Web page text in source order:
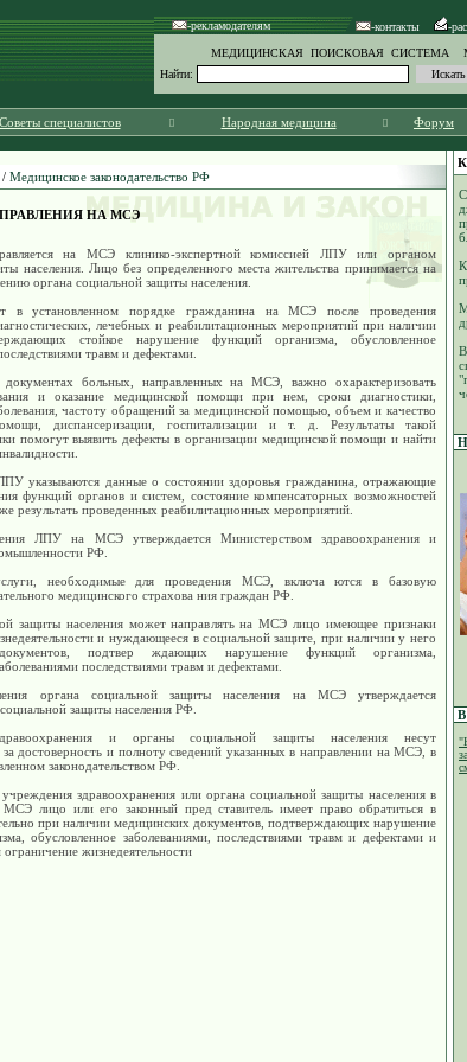
-рекламодателям -контакты -
МЕДИЦИНСКАЯ ПОИСКОВАЯ СИСТЕМА
Найти:
Советы специалистов Народная медицина Форум
/ Медицинское законодательство РФ
НА МСЭ
на МСЭ клинико-экспертной комиссией ЛПУ или органом
населения. Лицо без определенного места жительства принимается на
органа социальной защиты населения.
в установленном порядке гражданина на МСЭ после проведения
лечебных и реабилитационных мероприятий при наличии
стойкое нарушение функций организма, обусловленное
травм и дефектами.
больных, направленных на МСЭ, важно охарактеризовать
и оказание медицинской помощи при нем, сроки диагностики,
частоту обращений за медицинской помощью, объем и качество
диспансеризации, госпитализации и т. д. Результаты такой
помогут выявить дефекты в организации медицинской помощи и найти
указываются данные о состоянии здоровья гражданина, отражающие
функций органов и систем, состояние компенсаторных возможностей
результать проведенных реабилитационных мероприятий.
ЛПУ на МСЭ утверждается Министерством здравоохранения и
РФ.
необходимые для проведения МСЭ, включа ются в базовую
медицинского страхова ния граждан РФ.
защиты населения может направлять на МСЭ лицо имеющее признаки
и нуждающееся в социальной защите, при наличии у него
подтвер ждающих нарушение функций организма,
последствиями травм и дефектами.
органа социальной защиты населения на МСЭ утверждается
защиты населения РФ.
и органы социальной защиты населения несут
за достоверность и полноту сведений указанных в направлении на МСЭ, в
законодательством РФ.
здравоохранения или органа социальной защиты населения в
МСЭ лицо или его законный пред ставитель имеет право обратиться в
при наличии медицинских документов, подтверждающих нарушение
обусловленное заболеваниями, последствиями травм и дефектами и
ограничение жизнедеятельности
В